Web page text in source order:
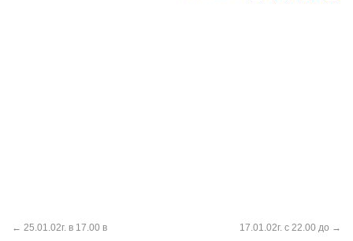
← 25.01.02г. в 17.00 в 17.01.02г. с 22.00 до →